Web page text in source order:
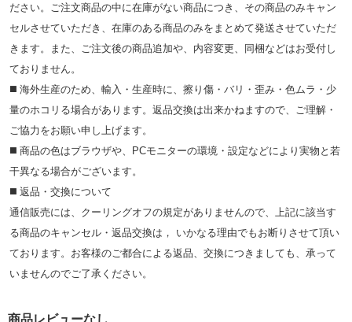
ださい。ご注文商品の中に在庫がない商品につき、その商品のみキャン
セルさせていただき、在庫のある商品のみをまとめて発送させていただ
きます。また、ご注文後の商品追加や、内容変更、同梱などはお受付し
ておりません。
◼️ 海外⽣産のため、輸⼊・⽣産時に、擦り傷・バリ・歪み・色ムラ・少
量のホコリる場合があります。返品交換は出来かねますので、ご理解・
ご協⼒をお願い申し上げます。
◼️ 商品の⾊はブラウザや、PCモニターの環境・設定などにより実物と若
⼲異なる場合がございます。
◼️ 返品・交換について
通信販売には、クーリングオフの規定がありませんので、上記に該当す
る商品のキャンセル・返品交換は， いかなる理由でもお断りさせて頂い
ております。お客様のご都合による返品、交換につきましても、承って
いませんのでご了承ください。
商品レビューなし.